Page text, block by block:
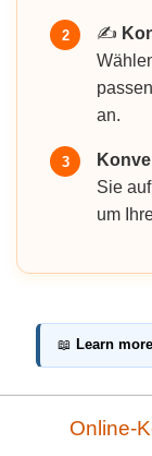
2 ✍️
an.
3
Sie
um
📖 Learn
Online-